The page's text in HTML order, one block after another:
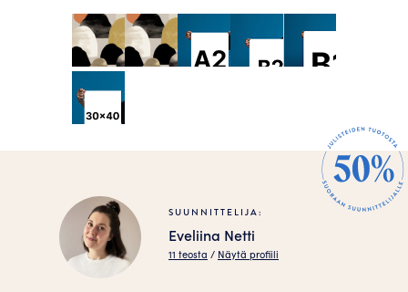
SUUNNITTELIJA:
Eveliina Netti
11 teosta / Näytä profiili